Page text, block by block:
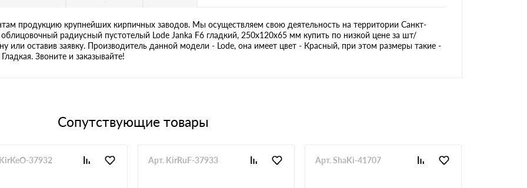
продукцию крупнейших кирпичных заводов. Мы осуществляем свою деятельность на территории Санкт-
радиусный пустотелый Lode Janka F6 гладкий, 250х120х65 мм купить по низкой цене за шт/
или оставив заявку. Производитель данной модели - Lode, она имеет цвет - Красный, при этом размеры такие -
Звоните и заказывайте!
Сопутствующие товары
37932 Арт. KirRuF-37933 Арт. ShaKi-41707